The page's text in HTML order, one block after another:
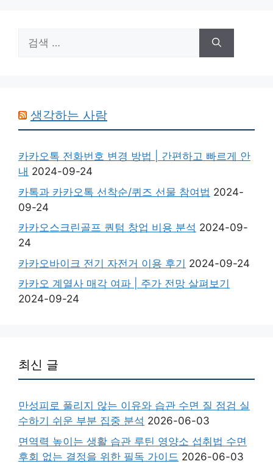
색:
생각하는 사람
카카오톡 전화번호 변경 방법 | 간편하고 빠르게 안
내 2024-09-24
카톡과 카카오톡 선착순/퀴즈 선물 참여법 2024-
09-24
카카오스크린골프 퀀텀 창업 비용 분석 2024-09-
24
카카오바이크 전기 자전거 이용 후기 2024-09-24
카카오 계열사 매각 여파 | 주가 전망 살펴보기
2024-09-24
최신 글
만성피로 풀리지 않는 이유와 습관 수면 질 점검 실
수하기 쉬운 부분 집중 분석 2026-06-03
면역력 높이는 생활 습관 루틴 영양소 섭취법 수면
후회 없는 결정을 위한 필독 가이드 2026-06-03